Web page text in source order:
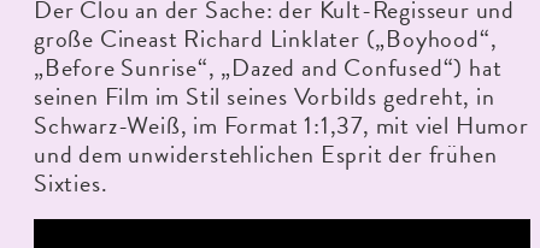
Der Clou an der Sache: der Kult-Regisseur und
große Cineast Richard Linklater („Boyhood“,
„Before Sunrise“, „Dazed and Confused“) hat
seinen Film im Stil seines Vorbilds gedreht, in
Schwarz-Weiß, im Format 1:1,37, mit viel Humor
und dem unwiderstehlichen Esprit der frühen
Sixties.